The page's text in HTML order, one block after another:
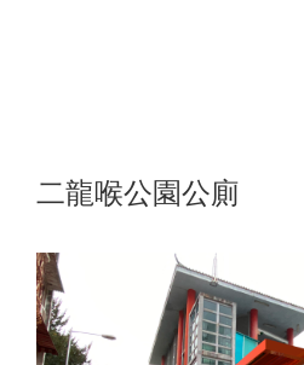
二龍喉公園公廁